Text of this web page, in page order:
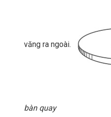
văng ra ngoài.
bàn quay